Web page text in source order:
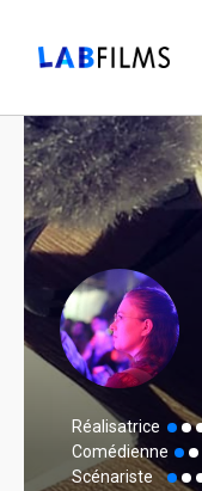
Réalisatrice
Comédienne
Scénariste